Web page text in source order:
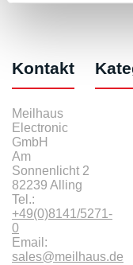
Kontakt
Meilhaus
Electronic
GmbH
Am
Sonnenlicht 2
82239 Alling
Tel.:
+49(0)8141/5271-
0
Email:
sales@meilhaus.de